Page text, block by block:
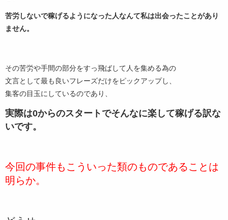
苦労しないで稼げるようになった人なんて私は出会ったことがあり
ません。
その苦労や手間の部分をすっ飛ばして人を集める為の
文言として最も良いフレーズだけをピックアップし、
集客の目玉にしているのであり、
実際は0からのスタートでそんなに楽して稼げる訳な
いです。
今回の事件もこういった類のものであることは
明らか。